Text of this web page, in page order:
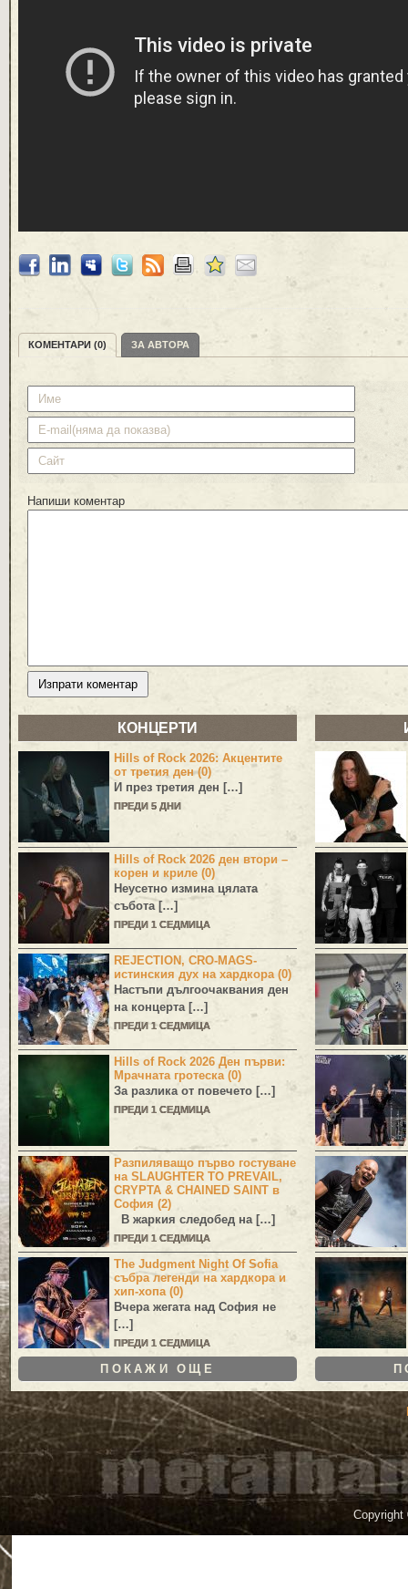
КОМЕНТАРИ (0) ЗА АВТОРА
Напиши коментар
КОНЦЕРТИ
Hills of Rock 2026: Акцентите
от третия ден (0)
И през третия ден […]
ПРЕДИ 5 ДНИ
Hills of Rock 2026 ден втори –
корен и криле (0)
Неусетно измина цялата
събота […]
ПРЕДИ 1 СЕДМИЦА
REJECTION, CRO-MAGS-
истинския дух на хардкора (0)
Настъпи дългоочаквания ден
на концерта […]
ПРЕДИ 1 СЕДМИЦА
Hills of Rock 2026 Ден първи:
Мрачната гротеска (0)
За разлика от повечето […]
ПРЕДИ 1 СЕДМИЦА
Разпиляващо първо гостуване
на SLAUGHTER TO PREVAIL,
CRYPTA & CHAINED SAINT в
София (2)
В жаркия следобед на […]
ПРЕДИ 1 СЕДМИЦА
The Judgment Night Of Sofia
събра легенди на хардкора и
хип-хопа (0)
Вчера жегата над София не
[…]
ПРЕДИ 1 СЕДМИЦА
ПОКАЖИ ОЩЕ